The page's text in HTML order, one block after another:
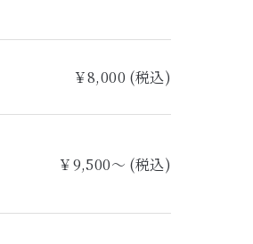
￥8,000 (税込)
￥9,500～ (税込)